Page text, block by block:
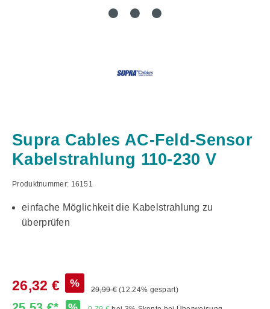
Supra Cables AC-Feld-Sensor
Kabelstrahlung 110-230 V
Produktnummer: 16151
einfache Möglichkeit die Kabelstrahlung zu
überprüfen
26,32 € %
29,99 € (12.24% gespart)